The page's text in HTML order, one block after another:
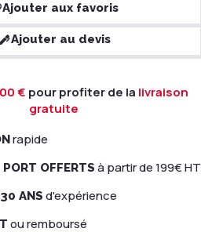
Ajouter aux favoris
Ajouter au devis
€ pour profiter de la livraison
gratuite
rapide
PORT OFFERTS à partir de 199€ HT
ANS d'expérience
ou remboursé